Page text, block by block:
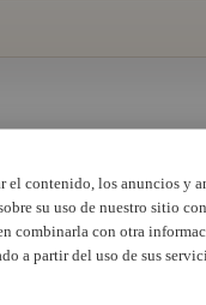
el contenido, los anuncios y
su uso de nuestro sitio
combinarla con otra
a partir del uso de sus